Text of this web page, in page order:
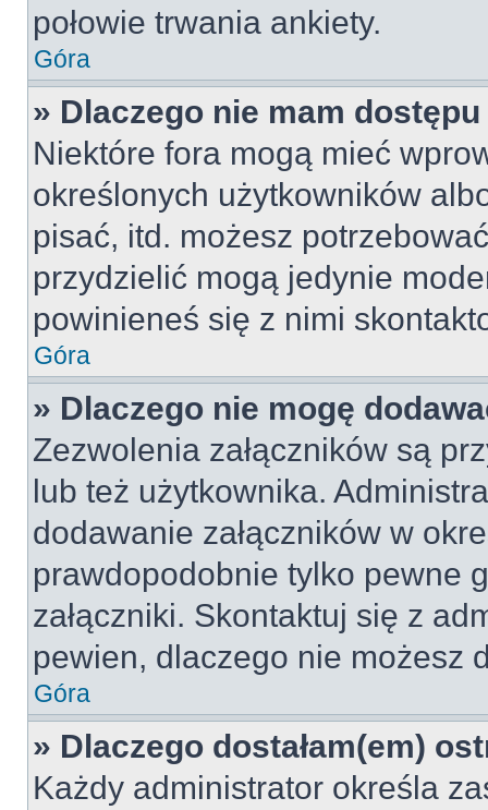
połowie trwania ankiety.
Góra
» Dlaczego nie mam
Niektóre fora mogą mieć
określonych użytkowników
pisać, itd. możesz
przydzielić mogą jedynie
powinieneś się z nimi
Góra
» Dlaczego nie mogę
Zezwolenia załączników są
lub też użytkownika.
dodawanie załączników w
prawdopodobnie tylko pewne
załączniki. Skontaktuj się z
pewien, dlaczego nie możesz
Góra
» Dlaczego dostałam(em)
Każdy administrator określa